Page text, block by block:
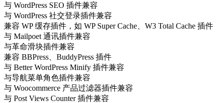
与 WordPress SEO 插件兼容
与 WordPress 社交登录插件兼容
兼容 WP 缓存插件，如 WP Super Cache、W3 Total Cache 插件
与 Mailpoet 通讯插件兼容
与革命滑块插件兼容
兼容 BBPress、BuddyPress 插件
与 Better WordPress Minify 插件兼容
与导航菜单角色插件兼容
与 Woocommerce 产品过滤器插件兼容
与 Post Views Counter 插件兼容